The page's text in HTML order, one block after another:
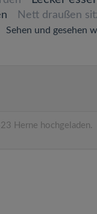
Nett draußen
Sehen und gesehen
Herne hochgeladen.